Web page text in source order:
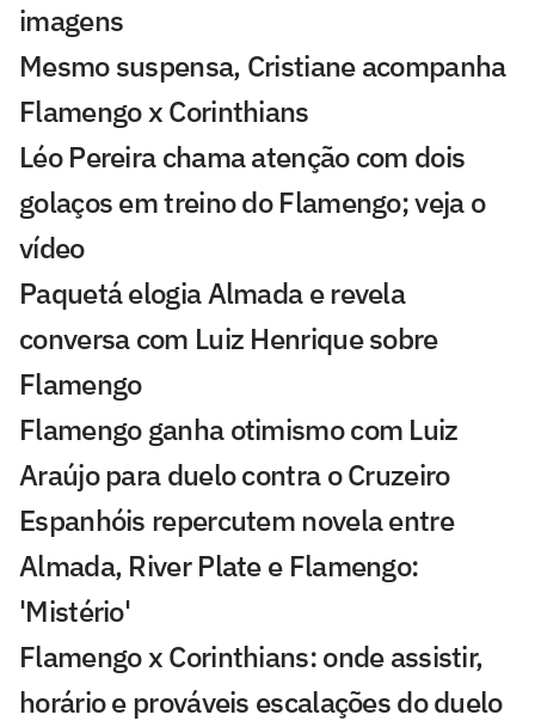
imagens
Mesmo suspensa, Cristiane acompanha
Flamengo x Corinthians
Léo Pereira chama atenção com dois
golaços em treino do Flamengo; veja o
vídeo
Paquetá elogia Almada e revela
conversa com Luiz Henrique sobre
Flamengo
Flamengo ganha otimismo com Luiz
Araújo para duelo contra o Cruzeiro
Espanhóis repercutem novela entre
Almada, River Plate e Flamengo:
'Mistério'
Flamengo x Corinthians: onde assistir,
horário e prováveis escalações do duelo